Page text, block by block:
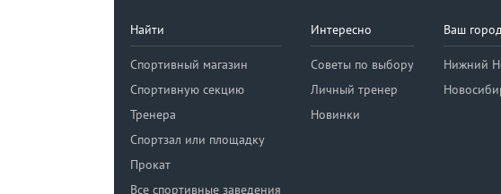
Найти
Спортивный магазин
Спортивную секцию
Тренера
Спортзал или площадку
Прокат
Все спортивные заведения
Интересно
Советы по выбору
Личный тренер
Новинки
Ваш
Нижний